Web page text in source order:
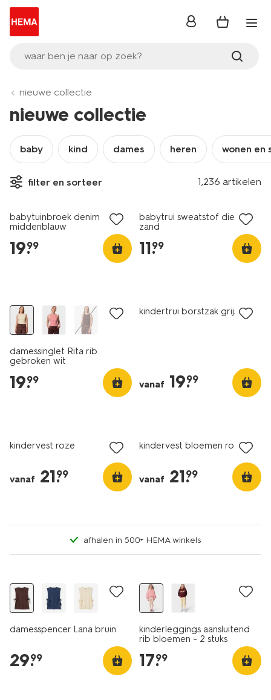
waar ben je naar op zoek?
inloggen
nieuwe collectie
nieuwe collectie
baby kind dames heren wonen en
filter en sorteer 1,236 artikelen
nieuw
babytuinbroek denim
middenblauw
19.
99
babytrui sweatstof dieren
zand
11.
99
damessinglet Rita rib
gebroken wit
19.
99
kindertrui borstzak grijs
vanaf 19.
99
kindervest roze
vanaf 21.
99
kindervest bloemen roze
vanaf 21.
99
afhalen in 500+ HEMA winkels
damesspencer Lana bruin
29.
99
kinderleggings aansluitend
rib bloemen - 2 stuks
17.
99